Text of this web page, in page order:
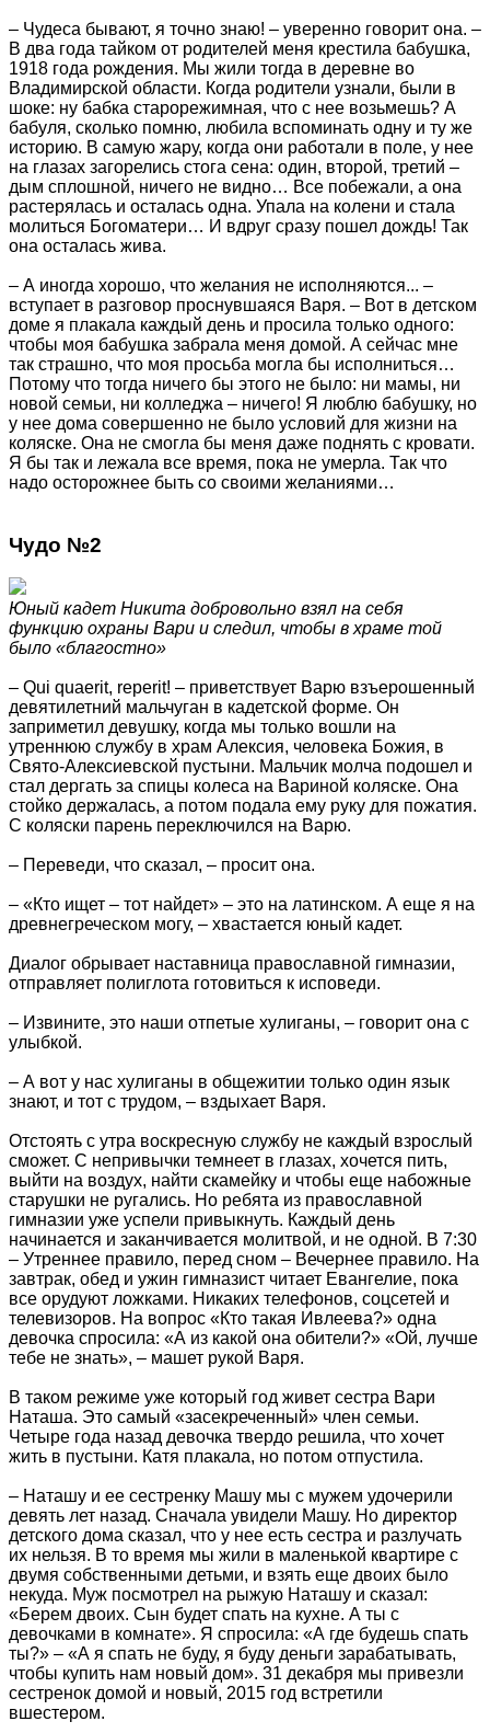
– Чудеса бывают, я точно знаю! – уверенно говорит она. –
В два года тайком от родителей меня крестила бабушка,
1918 года рождения. Мы жили тогда в деревне во
Владимирской области. Когда родители узнали, были в
шоке: ну бабка старорежимная, что с нее возьмешь? А
бабуля, сколько помню, любила вспоминать одну и ту же
историю. В самую жару, когда они работали в поле, у нее
на глазах загорелись стога сена: один, второй, третий –
дым сплошной, ничего не видно… Все побежали, а она
растерялась и осталась одна. Упала на колени и стала
молиться Богоматери… И вдруг сразу пошел дождь! Так
она осталась жива.
– А иногда хорошо, что желания не исполняются... –
вступает в разговор проснувшаяся Варя. – Вот в детском
доме я плакала каждый день и просила только одного:
чтобы моя бабушка забрала меня домой. А сейчас мне
так страшно, что моя просьба могла бы исполниться…
Потому что тогда ничего бы этого не было: ни мамы, ни
новой семьи, ни колледжа – ничего! Я люблю бабушку, но
у нее дома совершенно не было условий для жизни на
коляске. Она не смогла бы меня даже поднять с кровати.
Я бы так и лежала все время, пока не умерла. Так что
надо осторожнее быть со своими желаниями…
Чудо №2
Юный кадет Никита добровольно взял на себя
функцию охраны Вари и следил, чтобы в храме той
было «благостно»
– Qui quaerit, reperit! – приветствует Варю взъерошенный
девятилетний мальчуган в кадетской форме. Он
заприметил девушку, когда мы только вошли на
утреннюю службу в храм Алексия, человека Божия, в
Свято-Алексиевской пустыни. Мальчик молча подошел и
стал дергать за спицы колеса на Вариной коляске. Она
стойко держалась, а потом подала ему руку для пожатия.
С коляски парень переключился на Варю.
– Переведи, что сказал, – просит она.
– «Кто ищет – тот найдет» – это на латинском. А еще я на
древнегреческом могу, – хвастается юный кадет.
Диалог обрывает наставница православной гимназии,
отправляет полиглота готовиться к исповеди.
– Извините, это наши отпетые хулиганы, – говорит она с
улыбкой.
– А вот у нас хулиганы в общежитии только один язык
знают, и тот с трудом, – вздыхает Варя.
Отстоять с утра воскресную службу не каждый взрослый
сможет. С непривычки темнеет в глазах, хочется пить,
выйти на воздух, найти скамейку и чтобы еще набожные
старушки не ругались. Но ребята из православной
гимназии уже успели привыкнуть. Каждый день
начинается и заканчивается молитвой, и не одной. В 7:30
– Утреннее правило, перед сном – Вечернее правило. На
завтрак, обед и ужин гимназист читает Евангелие, пока
все орудуют ложками. Никаких телефонов, соцсетей и
телевизоров. На вопрос «Кто такая Ивлеева?» одна
девочка спросила: «А из какой она обители?» «Ой, лучше
тебе не знать», – машет рукой Варя.
В таком режиме уже который год живет сестра Вари
Наташа. Это самый «засекреченный» член семьи.
Четыре года назад девочка твердо решила, что хочет
жить в пустыни. Катя плакала, но потом отпустила.
– Наташу и ее сестренку Машу мы с мужем удочерили
девять лет назад. Сначала увидели Машу. Но директор
детского дома сказал, что у нее есть сестра и разлучать
их нельзя. В то время мы жили в маленькой квартире с
двумя собственными детьми, и взять еще двоих было
некуда. Муж посмотрел на рыжую Наташу и сказал:
«Берем двоих. Сын будет спать на кухне. А ты с
девочками в комнате». Я спросила: «А где будешь спать
ты?» – «А я спать не буду, я буду деньги зарабатывать,
чтобы купить нам новый дом». 31 декабря мы привезли
сестренок домой и новый, 2015 год встретили
вшестером.